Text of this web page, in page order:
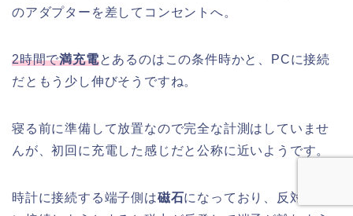
のアダプターを差してコンセントへ。
2時間で満充電とあるのはこの条件時かと、PCに接続
だともう少し伸びそうですね。
寝る前に準備して放置なので完全な計測はしていませ
んが、初回に充電した感じだと公称に近いようです。
時計に接続する端子側は磁石になっており、反対向き